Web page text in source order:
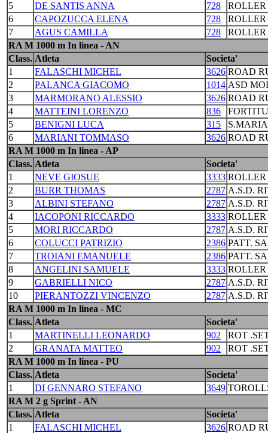
5
DE SANTIS ANNA 728
6
CAPOZUCCA ELENA 728
7
AGUS CAMILLA 728
RA M 1000 m In linea - AN
Class. Atleta
Societa'
1
FALASCHI MICHEL 3626 ROAD
2
PALANCA GIACOMO 1014 ASD
3
MARMORANO ALESSIO 3626 ROAD
4
MATTEINI LORENZO 836
5
BENIGNI LUCA 315
6
MARIANI TOMMASO 3626 ROAD
RA M 1000 m In linea - AP
Class. Atleta
Societa'
1
NEVE GIOSUE 3333 ROLLER
2
BURR THOMAS 2787 A.S.D.
3
ALBINI STEFANO 2787 A.S.D.
4
IACOPONI RICCARDO 3333 ROLLER
5
MORI RICCARDO 2787 A.S.D.
6
COLUCCI PATRIZIO 2386 PATT.
7
TROIANI EMANUELE 2386 PATT.
8
ANGELINI SAMUELE 3333 ROLLER
9
GABRIELLI NICO 2787 A.S.D.
10
PIERANTOZZI VINCENZO 2787 A.S.D.
RA M 1000 m In linea - MC
Class. Atleta
Societa'
1
MARTINELLI LEONARDO 902
ROT
2
GRANATA MATTEO 902
ROT
RA M 1000 m In linea - PU
Class. Atleta
Societa'
1
DI GENNARO STEFANO 3649
RA M 2 g Sprint - AN
Class. Atleta
Societa'
1
FALASCHI MICHEL 3626 ROAD